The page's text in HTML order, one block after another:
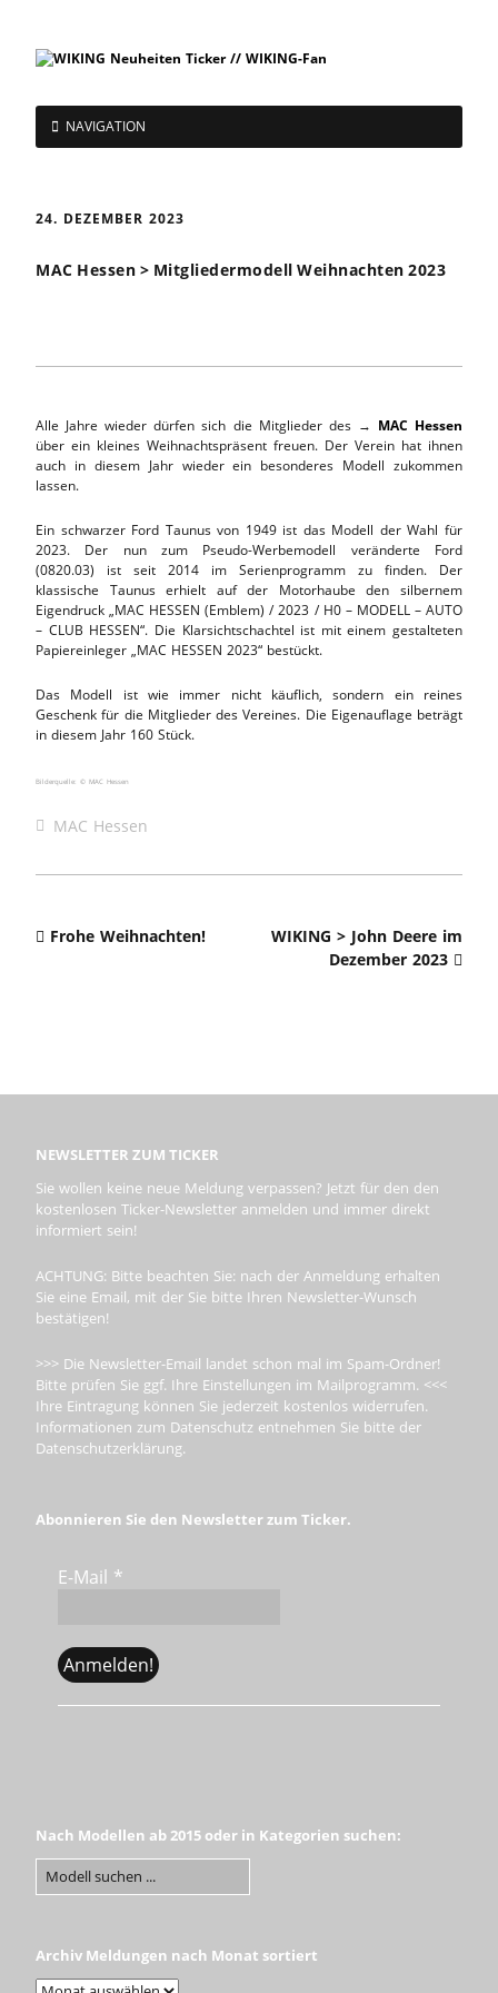
NAVIGATION
24. DEZEMBER 2023
MAC Hessen > Mitgliedermodell Weihnachten 2023
Alle Jahre wieder dürfen sich die Mitglieder des → MAC Hessen
über ein kleines Weihnachtspräsent freuen. Der Verein hat ihnen
auch in diesem Jahr wieder ein besonderes Modell zukommen
lassen.
Ein schwarzer Ford Taunus von 1949 ist das Modell der Wahl für
2023. Der nun zum Pseudo-Werbemodell veränderte Ford
(0820.03) ist seit 2014 im Serienprogramm zu finden. Der
klassische Taunus erhielt auf der Motorhaube den silbernem
Eigendruck „MAC HESSEN (Emblem) / 2023 / H0 – MODELL – AUTO
– CLUB HESSEN“. Die Klarsichtschachtel ist mit einem gestalteten
Papiereinleger „MAC HESSEN 2023“ bestückt.
Das Modell ist wie immer nicht käuflich, sondern ein reines
Geschenk für die Mitglieder des Vereines. Die Eigenauflage beträgt
in diesem Jahr 160 Stück.
Bilderquelle: © MAC Hessen
MAC Hessen
Frohe Weihnachten!
WIKING > John Deere im
Dezember 2023
NEWSLETTER ZUM TICKER
Sie wollen keine neue Meldung verpassen? Jetzt für den den
kostenlosen Ticker-Newsletter anmelden und immer direkt
informiert sein!
ACHTUNG: Bitte beachten Sie: nach der Anmeldung erhalten
Sie eine Email, mit der Sie bitte Ihren Newsletter-Wunsch
bestätigen!
>>> Die Newsletter-Email landet schon mal im Spam-Ordner!
Bitte prüfen Sie ggf. Ihre Einstellungen im Mailprogramm. <<<
Ihre Eintragung können Sie jederzeit kostenlos widerrufen.
Informationen zum Datenschutz entnehmen Sie bitte der
Datenschutzerklärung.
Abonnieren Sie den Newsletter zum Ticker.
E-Mail *
Nach Modellen ab 2015 oder in Kategorien suchen:
Archiv Meldungen nach Monat sortiert